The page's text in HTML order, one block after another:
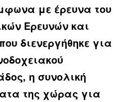
με έρευνα του
Ερευνών και
διενεργήθηκε για
η συνολική
της χώρας για